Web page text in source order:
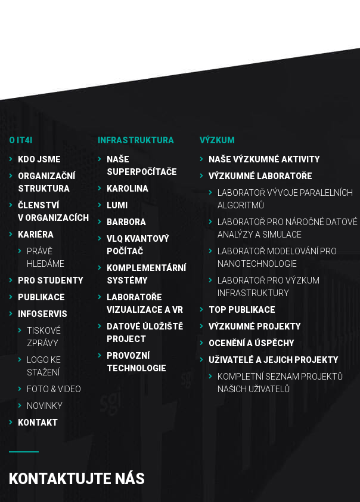
O IT4I
KDO JSME
ORGANIZAČNÍ
STRUKTURA
ČLENSTVÍ
V ORGANIZACÍCH
KARIÉRA
PRÁVĚ
HLEDÁME
PRO STUDENTY
PUBLIKACE
INFOSERVIS
TISKOVÉ
ZPRÁVY
LOGO KE
STAŽENÍ
FOTO & VIDEO
NOVINKY
KONTAKT
INFRASTRUKTURA
NAŠE
SUPERPOČÍTAČE
KAROLINA
LUMI
BARBORA
VLQ KVANTOVÝ
POČÍTAČ
KOMPLEMENTÁRNÍ
SYSTÉMY
LABORATOŘE
VIZUALIZACE A VR
DATOVÉ ÚLOŽIŠTĚ
PROJECT
PROVOZNÍ
TECHNOLOGIE
VÝZKUM
NAŠE VÝZKUMNÉ AKTIVITY
VÝZKUMNÉ LABORATOŘE
LABORATOŘ VÝVOJE PARALELNÍCH
ALGORITMŮ
LABORATOŘ PRO NÁROČNÉ DATOVÉ
ANALÝZY A SIMULACE
LABORATOŘ MODELOVÁNÍ PRO
NANOTECHNOLOGIE
LABORATOŘ PRO VÝZKUM
INFRASTRUKTURY
TOP PUBLIKACE
VÝZKUMNÉ PROJEKTY
OCENĚNÍ A ÚSPĚCHY
UŽIVATELÉ A JEJICH PROJEKTY
KOMPLETNÍ SEZNAM PROJEKTŮ
NAŠICH UŽIVATELŮ
KONTAKTUJTE NÁS